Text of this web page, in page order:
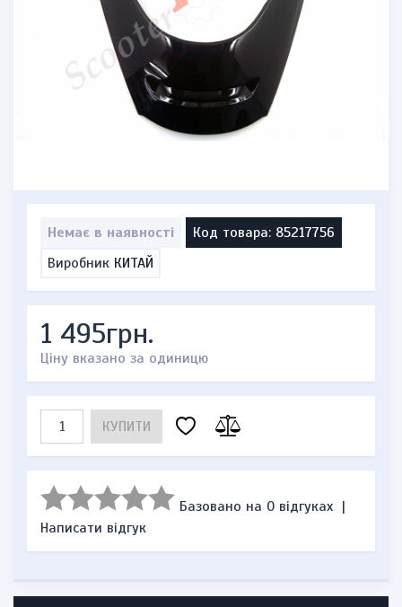
Немає в наявності
Код товара: 85217756
Виробник КИТАЙ
1 495грн.
Ціну вказано за одиницю
КУПИТИ
Базовано на 0 відгуках |
Написати відгук